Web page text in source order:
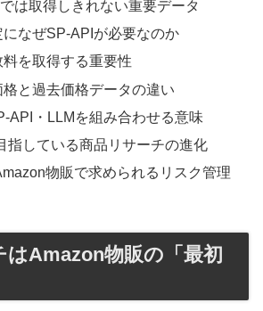
は取得しきれない重要データ
なぜSP-APIが必要なのか
を取得する重要性
格と過去価格データの違い
API・LLMを組み合わせる意味
指している商品リサーチの進化
物販で求められるリスク管理
はAmazon物販の「最初